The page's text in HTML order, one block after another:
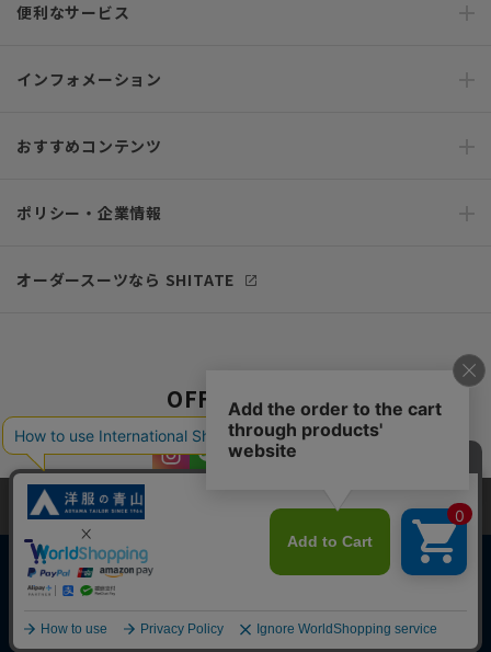
便利なサービス
インフォメーション
おすすめコンテンツ
ポリシー・企業情報
オーダースーツなら SHITATE
OFFICIAL SNS
Copyright © AOYAMA TRADING Co.,Ltd. All Rights Reserved
当サイトでは、快適な閲覧体験とコンテンツ改善のためにCookieを使用
しています。閲覧を続けることで、Cookieの使用に同意したものとみな
します。詳細については
同意して閉じる